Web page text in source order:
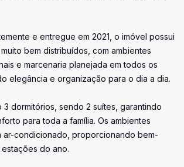
e entregue em 2021, o imóvel possui
muito bem distribuídos, com ambientes
e marcenaria planejada em todos os
elegância e organização para o dia a dia.
3 dormitórios, sendo 2 suítes, garantindo
para toda a família. Os ambientes
ar-condicionado, proporcionando bem-
do ano.